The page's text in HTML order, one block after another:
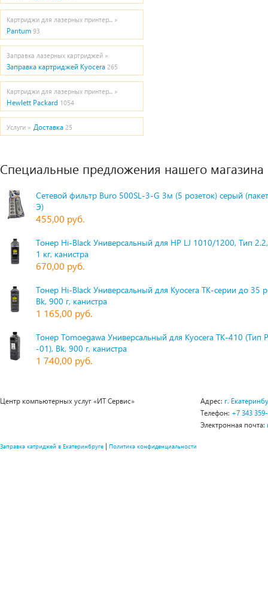
Картриджи для лазерных принтер... »
Pantum 93
Заправка лазерных картриджей »
Заправка картриджей Kyocera 265
Картриджи для лазерных принтер... »
Hewlett Packard 1054
Услуги » Доставка 25
Специальные предложения нашего магазина
Сетевой фильтр Buro 500SL-3-G 3м (5 розеток) серый
Э)
455,00 руб.
Тонер Hi-Black Универсальный для HP LJ 1010/1200, Тип
1 кг, канистра
670,00 руб.
Тонер Hi-Black Универсальный для Kyocera TK-серии до 35
Bk, 900 г, канистра
1 165,00 руб.
Тонер Tomoegawa Универсальный для Kyocera TK-410 (Тип
-01), Bk, 900 г, канистра
1 740,00 руб.
Центр компьютерных услуг «ИТ Сервис» Адрес: г.
Телефон: +7 343
Электронная почта:
Заправка катриджей в Екатеринбруге | Политика конфиденциальности